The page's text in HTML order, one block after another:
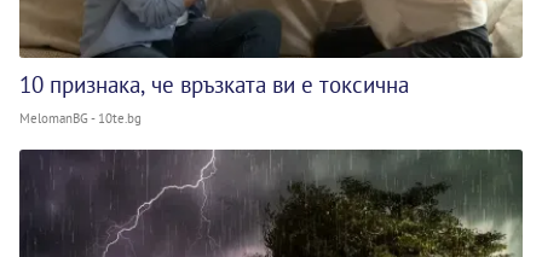
10 признака, че връзката ви е токсична
MelomanBG - 10te.bg